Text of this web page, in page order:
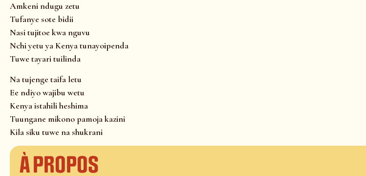
Amkeni ndugu zetu
Tufanye sote bidii
Nasi tujitoe kwa nguvu
Nchi yetu ya Kenya tunayoipenda
Tuwe tayari tuilinda
Na tujenge taifa letu
Ee ndiyo wajibu wetu
Kenya istahili heshima
Tuungane mikono pamoja kazini
Kila siku tuwe na shukrani
À propos